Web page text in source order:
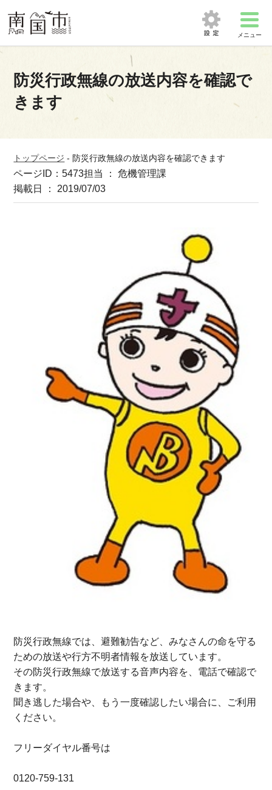
メニュー
防災行政無線の放送内容を確認で
きます
トップページ - 防災行政無線の放送内容を確認できます
ページID：5473担当 ： 危機管理課
掲載日 ： 2019/07/03
防災行政無線では、避難勧告など、みなさんの命を守る
ための放送や行方不明者情報を放送しています。
その防災行政無線で放送する音声内容を、電話で確認で
きます。
聞き逃した場合や、もう一度確認したい場合に、ご利用
ください。
フリーダイヤル番号は
0120-759-131